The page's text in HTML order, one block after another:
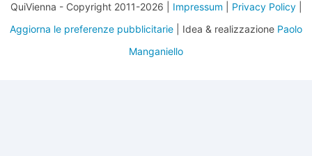
QuiVienna - Copyright 2011-2026 | Impressum Privacy Policy|
Aggiorna le preferenze pubblicitarie | Idea & realizzazione Paolo
Manganiello